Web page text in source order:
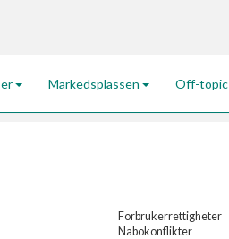
Markedsplassen Off-topic
Forbrukerrettigheter
Nabokonflikter